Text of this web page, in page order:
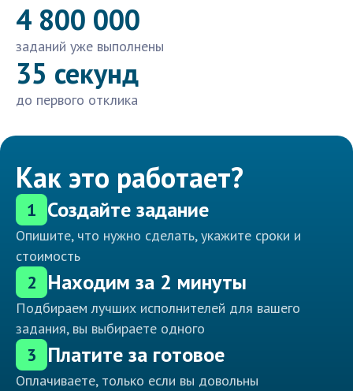
4 800 000
заданий уже выполнены
35 секунд
до первого отклика
Как это работает?
1 Создайте задание
Опишите, что нужно сделать, укажите сроки и
стоимость
2 Находим за 2 минуты
Подбираем лучших исполнителей для вашего
задания, вы выбираете одного
3 Платите за готовое
Оплачиваете, только если вы довольны